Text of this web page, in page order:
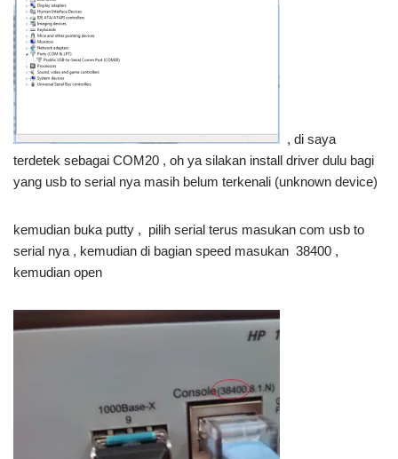
, di saya
terdetek sebagai COM20 , oh ya silakan install driver dulu bagi
yang usb to serial nya masih belum terkenali (unknown device)
kemudian buka putty , pilih serial terus masukan com usb to
serial nya , kemudian di bagian speed masukan 38400 ,
kemudian open